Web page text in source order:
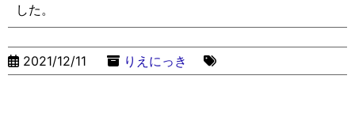
した。
2021/12/11 りえにっき